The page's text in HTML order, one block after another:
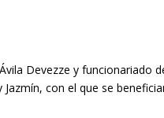
Devezze y funcionariado
con el que se